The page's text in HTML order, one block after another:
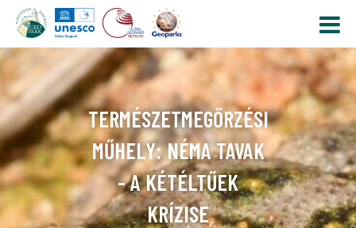
TERMÉSZETMEGŐRZÉSI
MŰHELY: NÉMA TAVAK
- A KÉTÉLTŰEK
KRÍZISE